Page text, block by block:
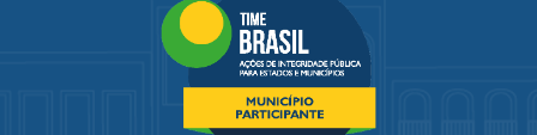
Portal do Segurado
Manual de Gestão Patrimonial